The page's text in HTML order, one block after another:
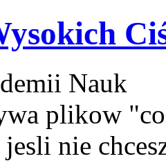
Nauk
plikow
jesli nie